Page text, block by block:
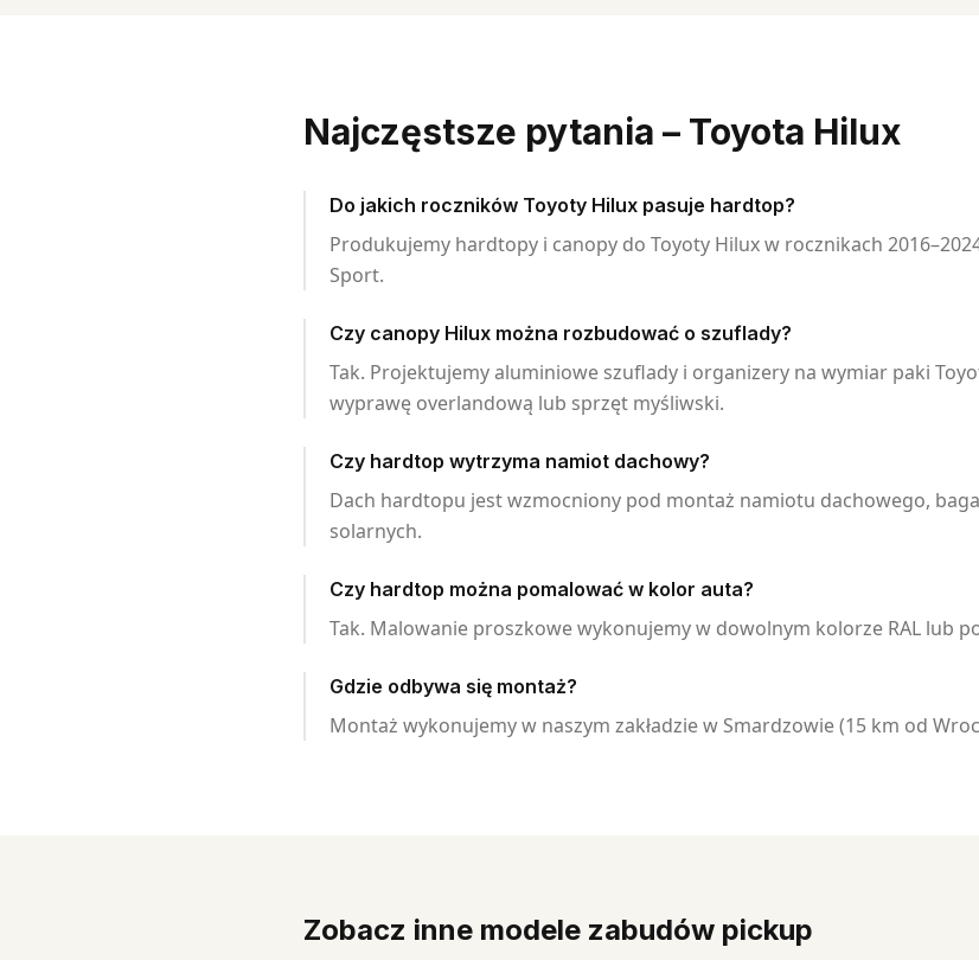
Najczęstsze pytania – Toyota Hilux
Do jakich roczników Toyoty Hilux pasuje hardtop?
Produkujemy hardtopy i canopy do Toyoty Hilux w rocznikach
Sport.
Czy canopy Hilux można rozbudować o szuflady?
Tak. Projektujemy aluminiowe szuflady i organizery na wymiar paki
wyprawę overlandową lub sprzęt myśliwski.
Czy hardtop wytrzyma namiot dachowy?
Dach hardtopu jest wzmocniony pod montaż namiotu dachowego,
solarnych.
Czy hardtop można pomalować w kolor auta?
Tak. Malowanie proszkowe wykonujemy w dowolnym kolorze RAL lub
Gdzie odbywa się montaż?
Montaż wykonujemy w naszym zakładzie w Smardzowie (15 km od
Zobacz inne modele zabudów pickup